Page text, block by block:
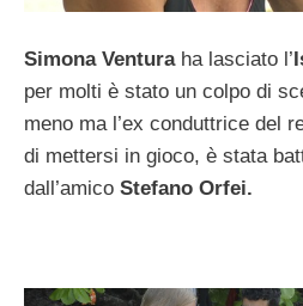
Simona Venturaha lasciato l’
per molti è stato un colpo di
meno ma l’ex conduttrice del
di mettersi in gioco, è stata
dall’amico Stefano Orfei.